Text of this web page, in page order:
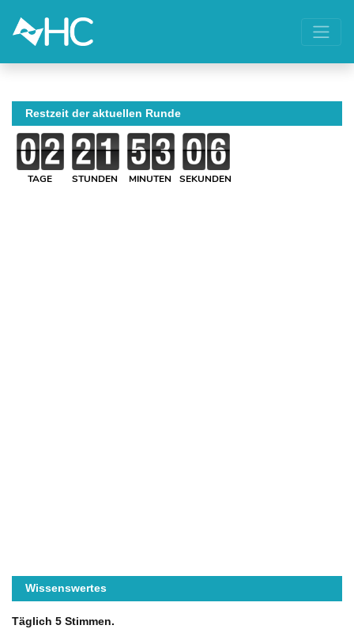
Restzeit der aktuellen Runde
TAGE STUNDEN MINUTEN SEKUNDEN
Wissenswertes
Täglich 5 Stimmen.